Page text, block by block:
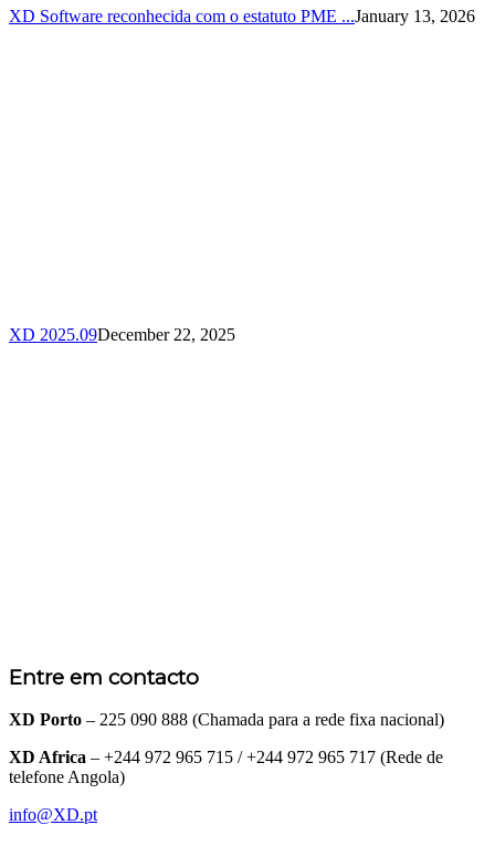
XD Software reconhecida com o estatuto PME ...January 13, 2026
XD 2025.09December 22, 2025
Entre em contacto
XD Porto – 225 090 888 (Chamada para a rede fixa nacional)
XD Africa – +244 972 965 715 / +244 972 965 717 (Rede de
telefone Angola)
info@XD.pt